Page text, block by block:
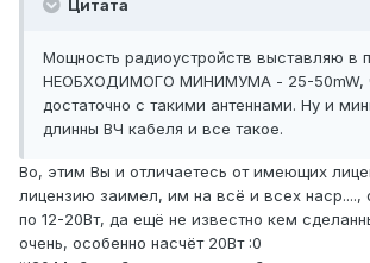
Цитата
Мощность радиоустройств выставляю в
НЕОБХОДИМОГО МИНИМУМА - 25-50mW,
достаточно с такими антеннами. Ну и
длинны ВЧ кабеля и все такое.
Во, этим Вы и отличаетесь от имеющих
лицензию заимел, им на всё и всех наср....,
по 12-20Вт, да ещё не известно кем
очень, особенно насчёт 20Вт :0